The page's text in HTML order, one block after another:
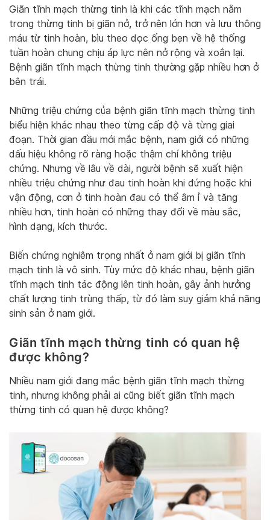
Giãn tĩnh mạch thừng tinh là khi các tĩnh mạch nằm
trong thừng tinh bị giãn nở, trở nên lớn hơn và lưu thông
máu từ tinh hoàn, bìu theo dọc ống bẹn về hệ thống
tuần hoàn chung chịu áp lực nên nở rộng và xoắn lại.
Bệnh giãn tĩnh mạch thừng tinh thường gặp nhiều hơn ở
bên trái.
Những triệu chứng của bệnh giãn tĩnh mạch thừng tinh
biểu hiện khác nhau theo từng cấp độ và từng giai
đoạn. Thời gian đầu mới mắc bệnh, nam giới có những
dấu hiệu không rõ ràng hoặc thậm chí không triệu
chứng. Nhưng về lâu về dài, người bệnh sẽ xuất hiện
nhiều triệu chứng như đau tinh hoàn khi đứng hoặc khi
vận động, cơn ở tinh hoàn đau có thể âm ỉ và tăng
nhiều hơn, tinh hoàn có những thay đổi về màu sắc,
hình dạng, kích thước.
Biến chứng nghiêm trọng nhất ở nam giới bị giãn tĩnh
mạch tinh là vô sinh. Tùy mức độ khác nhau, bệnh giãn
tĩnh mạch tinh tác động lên tinh hoàn, gây ảnh hưởng
chất lượng tinh trùng thấp, từ đó làm suy giảm khả năng
sinh sản ở nam giới.
Giãn tĩnh mạch thừng tinh có quan hệ
được không?
Nhiều nam giới đang mắc bệnh giãn tĩnh mạch thừng
tinh, nhưng không phải ai cũng biết giãn tĩnh mạch
thừng tinh có quan hệ được không?